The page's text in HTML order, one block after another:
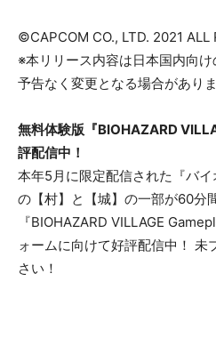
©CAPCOM CO., LTD. 2021 ALL
※本リリース内容は日本国内向
予告なく変更となる場合がありま
無料体験版『BIOHAZARD
評配信中！
本年5月に限定配信された『バ
の【村】と【城】の一部が60分
『BIOHAZARD VILLAGE
ォームに向けて好評配信中！ 未
さい！